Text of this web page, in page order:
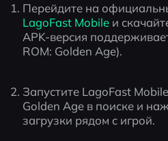
Перейдите на
LagoFast Mobile и
APK-версия
ROM: Golden Age).
Запустите LagoFast
Golden Age в поиске и
загрузки рядом с игрой.